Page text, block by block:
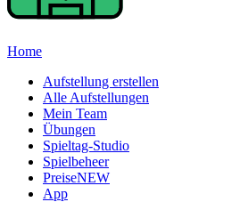
Home
Aufstellung erstellen
Alle Aufstellungen
Mein Team
Übungen
Spieltag-Studio
Spielbeheer
PreiseNEW
App